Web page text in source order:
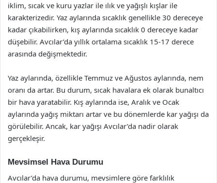
iklim, sıcak ve kuru yazlar ile ılık ve yağışlı kışlar ile
karakterizedir. Yaz aylarında sıcaklık genellikle 30 dereceye
kadar çıkabilirken, kış aylarında sıcaklık 0 dereceye kadar
düşebilir. Avcılar’da yıllık ortalama sıcaklık 15-17 derece
arasında değişmektedir.
Yaz aylarında, özellikle Temmuz ve Ağustos aylarında, nem
oranı da artar. Bu durum, sıcak havalara ek olarak bunaltıcı
bir hava yaratabilir. Kış aylarında ise, Aralık ve Ocak
aylarında yağış miktarı artar ve bu dönemlerde kar yağışı da
görülebilir. Ancak, kar yağışı Avcılar’da nadir olarak
gerçekleşir.
Mevsimsel Hava Durumu
Avcılar’da hava durumu, mevsimlere göre farklılık